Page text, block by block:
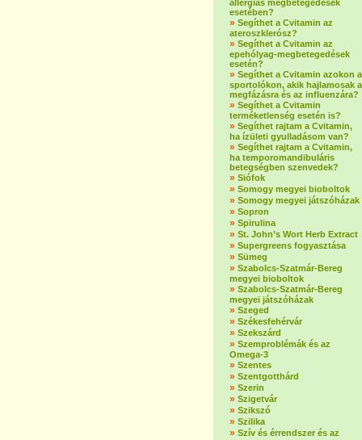
allergiás megbetegedések
esetében?
» Segíthet a Cvitamin az
ateroszklerósz?
» Segíthet a Cvitamin az
epehólyag-megbetegedések
esetén?
» Segíthet a Cvitamin azokon a
sportolókon, akik hajlamosak a
megfázásra és az influenzára?
» Segíthet a Cvitamin
terméketlenség esetén is?
» Segíthet rajtam a Cvitamin,
ha ízületi gyulladásom van?
» Segíthet rajtam a Cvitamin,
ha temporomandibuláris
betegségben szenvedek?
» Siófok
» Somogy megyei bioboltok
» Somogy megyei játszóházak
» Sopron
» Spirulina
» St. John’s Wort Herb Extract
» Supergreens fogyasztása
» Sümeg
» Szabolcs-Szatmár-Bereg
megyei bioboltok
» Szabolcs-Szatmár-Bereg
megyei játszóházak
» Szeged
» Székesfehérvár
» Szekszárd
» Szemproblémák és az
Omega-3
» Szentes
» Szentgotthárd
» Szerin
» Szigetvár
» Szikszó
» Szilika
» Szív és érrendszer és az